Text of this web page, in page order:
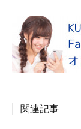
関連記事